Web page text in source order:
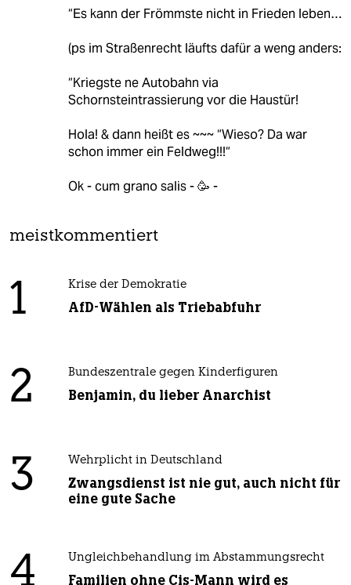
“Es kann der Frömmste nicht in Frieden leben…
(ps im Straßenrecht läufts dafür a weng anders:
“Kriegste ne Autobahn via
Schornsteintrassierung vor die Haustür!
Hola! & dann heißt es ~~~ “Wieso? Da war
schon immer ein Feldweg!!!“
Ok - cum grano salis - 🥳 -
meistkommentiert
1 Krise der Demokratie
AfD-Wählen als Triebabfuhr
2 Bundeszentrale gegen Kinderfiguren
Benjamin, du lieber Anarchist
3 Wehrplicht in Deutschland
Zwangsdienst ist nie gut, auch nicht für
eine gute Sache
4 Ungleichbehandlung im Abstammungsrecht
Familien ohne Cis-Mann wird es